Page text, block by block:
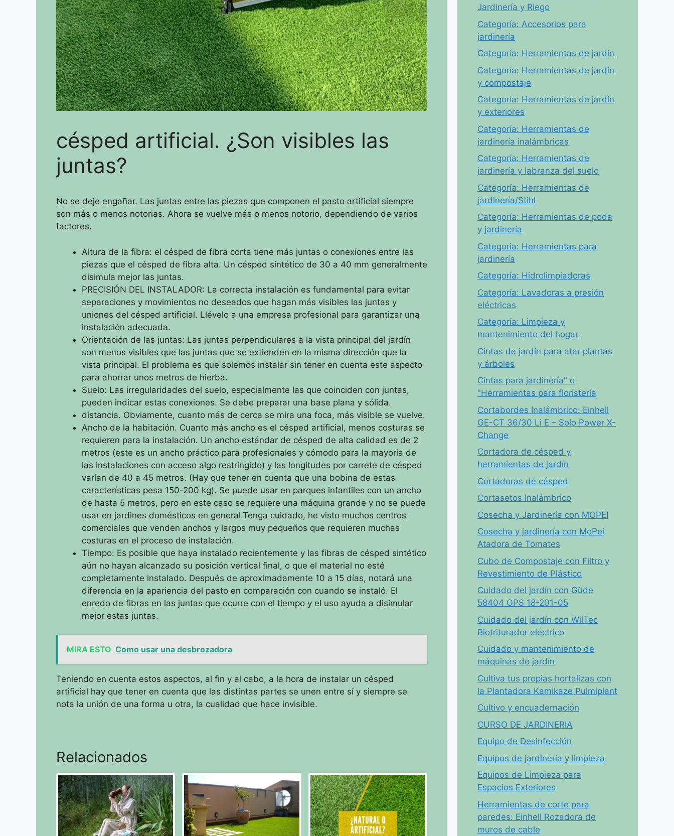
césped artificial. ¿Son visibles las
juntas?
No se deje engañar. Las juntas entre las piezas que componen el pasto artificial siempre
son más o menos notorias. Ahora se vuelve más o menos notorio, dependiendo de varios
factores.
Altura de la fibra: el césped de fibra corta tiene más juntas o conexiones entre las
piezas que el césped de fibra alta. Un césped sintético de 30 a 40 mm generalmente
disimula mejor las juntas.
PRECISIÓN DEL INSTALADOR: La correcta instalación es fundamental para evitar
separaciones y movimientos no deseados que hagan más visibles las juntas y
uniones del césped artificial. Llévelo a una empresa profesional para garantizar una
instalación adecuada.
Orientación de las juntas: Las juntas perpendiculares a la vista principal del jardín
son menos visibles que las juntas que se extienden en la misma dirección que la
vista principal. El problema es que solemos instalar sin tener en cuenta este aspecto
para ahorrar unos metros de hierba.
Suelo: Las irregularidades del suelo, especialmente las que coinciden con juntas,
pueden indicar estas conexiones. Se debe preparar una base plana y sólida.
distancia. Obviamente, cuanto más de cerca se mira una foca, más visible se vuelve.
Ancho de la habitación. Cuanto más ancho es el césped artificial, menos costuras se
requieren para la instalación. Un ancho estándar de césped de alta calidad es de 2
metros (este es un ancho práctico para profesionales y cómodo para la mayoría de
las instalaciones con acceso algo restringido) y las longitudes por carrete de césped
varían de 40 a 45 metros. (Hay que tener en cuenta que una bobina de estas
características pesa 150-200 kg). Se puede usar en parques infantiles con un ancho
de hasta 5 metros, pero en este caso se requiere una máquina grande y no se puede
usar en jardines domésticos en general.Tenga cuidado, he visto muchos centros
comerciales que venden anchos y largos muy pequeños que requieren muchas
costuras en el proceso de instalación.
Tiempo: Es posible que haya instalado recientemente y las fibras de césped sintético
aún no hayan alcanzado su posición vertical final, o que el material no esté
completamente instalado. Después de aproximadamente 10 a 15 días, notará una
diferencia en la apariencia del pasto en comparación con cuando se instaló. El
enredo de fibras en las juntas que ocurre con el tiempo y el uso ayuda a disimular
mejor estas juntas.
MIRA ESTO Como usar una desbrozadora
Teniendo en cuenta estos aspectos, al fin y al cabo, a la hora de instalar un césped
artificial hay que tener en cuenta que las distintas partes se unen entre sí y siempre se
nota la unión de una forma u otra, la cualidad que hace invisible.
Relacionados
Jardinería y Riego
Categoría: Accesorios para
jardinería
Categoría: Herramientas de jardín
Categoría: Herramientas de jardín
y compostaje
Categoría: Herramientas de jardín
y exteriores
Categoría: Herramientas de
jardinería inalámbricas
Categoría: Herramientas de
jardinería y labranza del suelo
Categoría: Herramientas de
jardinería/Stihl
Categoría: Herramientas de poda
y jardinería
Categoria: Herramientas para
jardinería
Categoría: Hidrolimpiadoras
Categoría: Lavadoras a presión
eléctricas
Categoría: Limpieza y
mantenimiento del hogar
Cintas de jardín para atar plantas
y árboles
Cintas para jardinería" o
"Herramientas para floristería
Cortabordes Inalámbrico: Einhell
GE-CT 36/30 Li E – Solo Power X-
Change
Cortadora de césped y
herramientas de jardín
Cortadoras de césped
Cortasetos Inalámbrico
Cosecha y Jardinería con MOPEI
Cosecha y jardinería con MoPei
Atadora de Tomates
Cubo de Compostaje con Filtro y
Revestimiento de Plástico
Cuidado del jardín con Güde
58404 GPS 18-201-05
Cuidado del jardín con WilTec
Biotriturador eléctrico
Cuidado y mantenimiento de
máquinas de jardín
Cultiva tus propias hortalizas con
la Plantadora Kamikaze Pulmiplant
Cultivo y encuadernación
CURSO DE JARDINERIA
Equipo de Desinfección
Equipos de jardinería y limpieza
Equipos de Limpieza para
Espacios Exteriores
Herramientas de corte para
paredes: Einhell Rozadora de
muros de cable